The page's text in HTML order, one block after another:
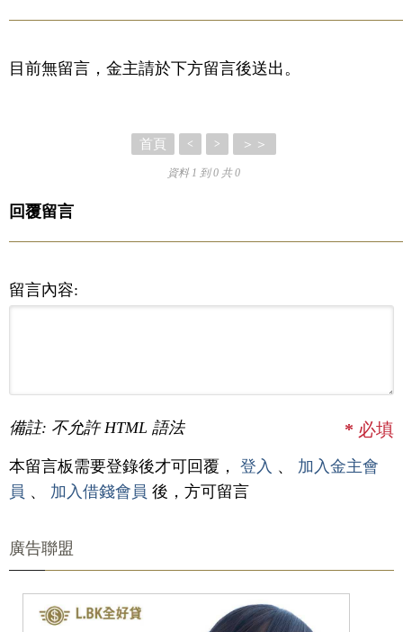
目前無留言，金主請於下方留言後送出。
首頁 < > ＞＞
資料 1 到 0 共 0
回覆留言
留言內容:
備註: 不允許 HTML 語法 * 必填
本留言板需要登錄後才可回覆， 登入 、 加入金主會
員 、 加入借錢會員 後，方可留言
廣告聯盟